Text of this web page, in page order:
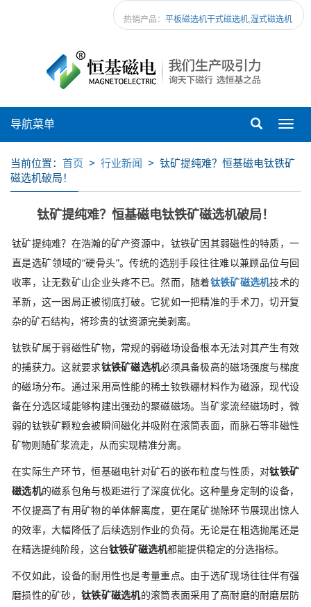
热销产品： 平板磁选机干式磁选机,湿式磁选机
导航菜单
当前位置： 首页 > 行业新闻 > 钛矿提纯难？恒基磁电钛铁矿
磁选机破局！
钛矿提纯难？恒基磁电钛铁矿磁选机破局！
钛矿提纯难？在浩瀚的矿产资源中，钛铁矿因其弱磁性的特质，一
直是选矿领域的“硬骨头”。传统的选别手段往往难以兼顾品位与回
收率，让无数矿山企业头疼不已。然而，随着钛铁矿磁选机技术的
革新，这一困局正被彻底打破。它犹如一把精准的手术刀，切开复
杂的矿石结构，将珍贵的钛资源完美剥离。
钛铁矿属于弱磁性矿物，常规的弱磁场设备根本无法对其产生有效
的捕获力。这就要求钛铁矿磁选机必须具备极高的磁场强度与梯度
的磁场分布。通过采用高性能的稀土钕铁硼材料作为磁源，现代设
备在分选区域能够构建出强劲的聚磁磁场。当矿浆流经磁场时，微
弱的钛铁矿颗粒会被瞬间磁化并吸附在滚筒表面，而脉石等非磁性
矿物则随矿浆流走，从而实现精准分离。
在实际生产环节，恒基磁电针对矿石的嵌布粒度与性质，对钛铁矿
磁选机的磁系包角与极距进行了深度优化。这种量身定制的设备，
不仅提高了有用矿物的单体解离度，更在尾矿抛除环节展现出惊人
的效率，大幅降低了后续选别作业的负荷。无论是在粗选抛尾还是
在精选提纯阶段，这台钛铁矿磁选机都能提供稳定的分选指标。
不仅如此，设备的耐用性也是考量重点。由于选矿现场往往伴有强
磨损性的矿砂， 钛铁矿磁选机的滚筒表面采用了高耐磨的耐磨层防